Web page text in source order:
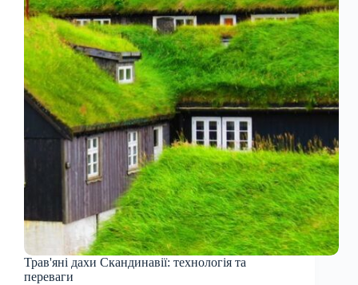
Трав'яні дахи Скандинавії: технологія та
переваги